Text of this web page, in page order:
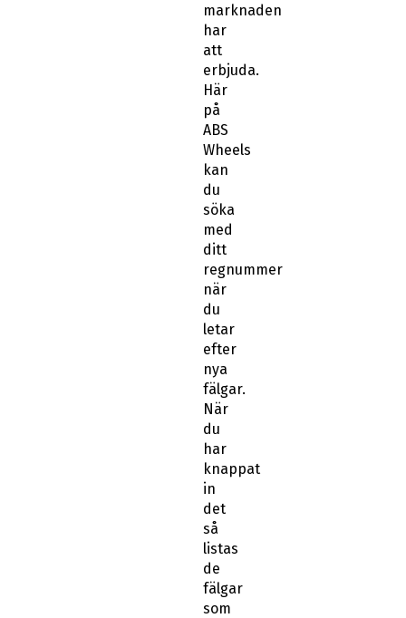
marknaden
har
att
erbjuda.
Här
på
ABS
Wheels
kan
du
söka
med
ditt
regnummer
när
du
letar
efter
nya
fälgar.
När
du
har
knappat
in
det
så
listas
de
fälgar
som